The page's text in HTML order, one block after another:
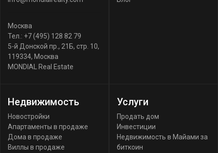
Москва
Тел.: +7 (495) 128 82 79
5-й Донской пр., 21Б, стр. 10,
119334, Москва
MONDIAL Real Estate
Недвижимость
Новостройки
Апартаменты в продаже
Дома в продаже
Виллы в продаже
Услуги
Продать дом
Инвестиции
Недвижимость в Майами за
биткоин